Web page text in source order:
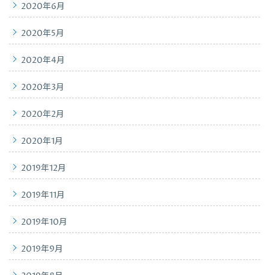
2020年6月
2020年5月
2020年4月
2020年3月
2020年2月
2020年1月
2019年12月
2019年11月
2019年10月
2019年9月